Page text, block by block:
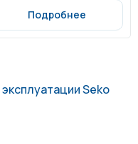
Подробнее
Seko